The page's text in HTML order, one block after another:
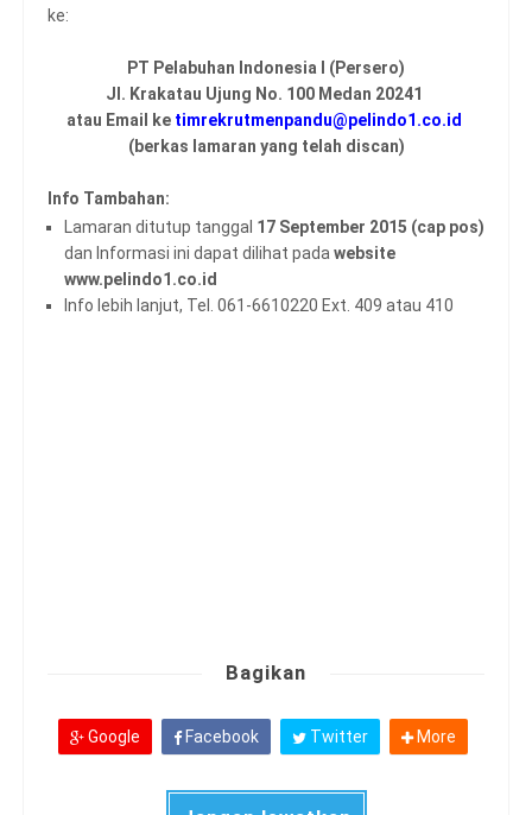
ke:
PT Pelabuhan Indonesia I (Persero)
JI. Krakatau Ujung No. 100 Medan 20241
atau Email ke timrekrutmenpandu@pelindo1.co.id
(berkas lamaran yang telah discan)
Info Tambahan:
Lamaran ditutup tanggal 17 September 2015 (cap pos)
dan Informasi ini dapat dilihat padawebsite
www.pelindo1.co.id
Info lebih lanjut, Tel. 061-6610220 Ext. 409 atau 410
Bagikan
Google Facebook Twitter More